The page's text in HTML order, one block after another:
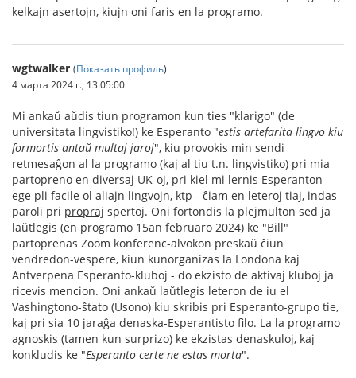
kelkajn asertojn, kiujn oni faris en la programo.
wgtwalker (Показать профиль)
4 марта 2024 г., 13:05:00
Mi ankaŭ aŭdis tiun programon kun ties "klarigo" (de
universitata lingvistiko!) ke Esperanto "estis artefarita lingvo kiu
formortis antaŭ multaj jaroj", kiu provokis min sendi
retmesaĝon al la programo (kaj al tiu t.n. lingvistiko) pri mia
partopreno en diversaj UK-oj, pri kiel mi lernis Esperanton
ege pli facile ol aliajn lingvojn, ktp - ĉiam en leteroj tiaj, indas
paroli pri propraj spertoj. Oni fortondis la plejmulton sed ja
laŭtlegis (en programo 15an februaro 2024) ke "Bill"
partoprenas Zoom konferenc-alvokon preskaŭ ĉiun
vendredon-vespere, kiun kunorganizas la Londona kaj
Antverpena Esperanto-kluboj - do ekzisto de aktivaj kluboj ja
ricevis mencion. Oni ankaŭ laŭtlegis leteron de iu el
Vashingtono-ŝtato (Usono) kiu skribis pri Esperanto-grupo tie,
kaj pri sia 10 jaraĝa denaska-Esperantisto filo. La la programo
agnoskis (tamen kun surprizo) ke ekzistas denaskuloj, kaj
konkludis ke "Esperanto certe ne estas morta".